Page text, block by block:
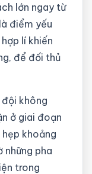
lớn ngay từ
điểm yếu
lí khiến
để đối thủ
không
ở giai đoạn
khoảng
những pha
trong